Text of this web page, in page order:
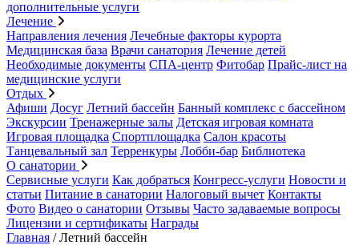
дополнительные услуги
Лечение
Направления лечения Лечебные факторы курорта
Медицинская база Врачи санатория Лечение детей
Необходимые документы СПА-центр Фитобар Прайс-лист на
медицинские услуги
Отдых
Афиши Досуг Летний бассейн Банный комплекс с бассейном
Экскурсии Тренажерные залы Детская игровая комната
Игровая площадка Спортплощадка Салон красоты
Танцевальный зал Терренкуры Лобби-бар Библиотека
О санатории
Сервисные услуги Как добраться Конгресс-услуги Новости и
статьи Питание в санатории Налоговый вычет Контакты
Фото Видео о санатории Отзывы Часто задаваемые вопросы
Лицензии и сертификаты Награды
Главная /Летний бассейн